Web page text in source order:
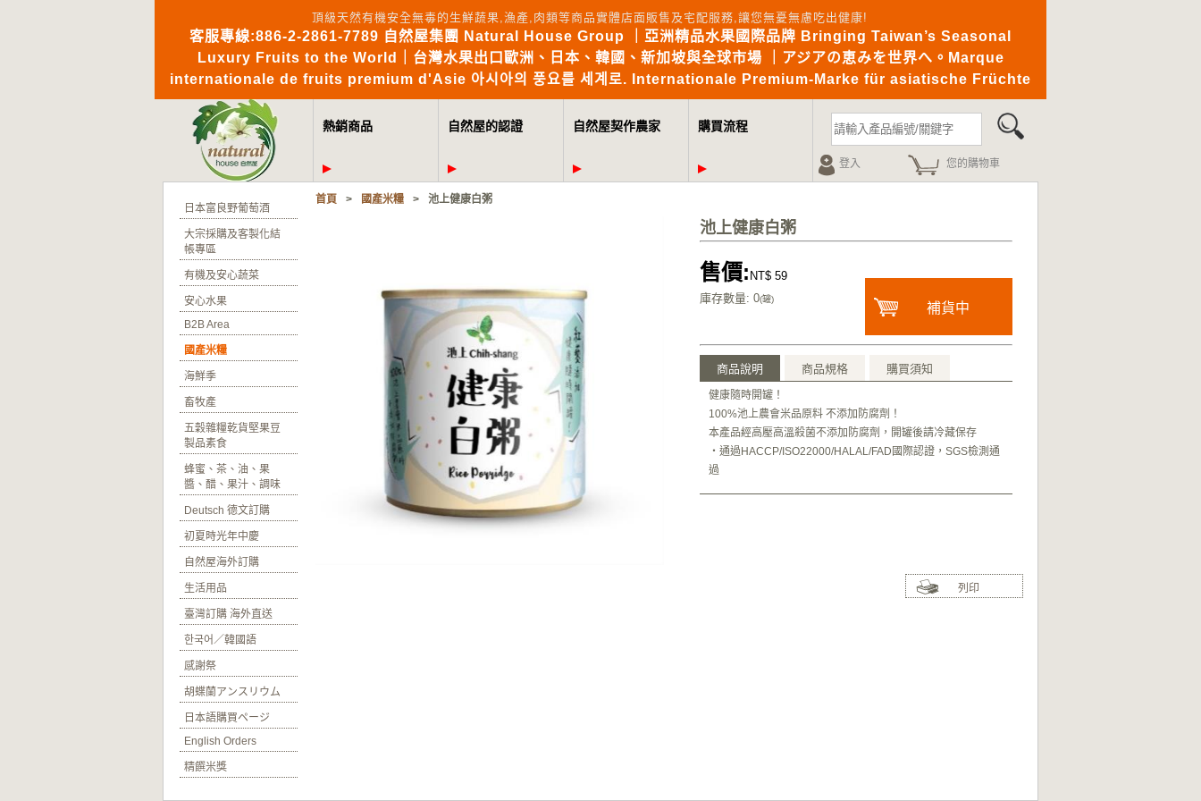
頂級天然有機安全無毒的生鮮蔬果,漁產,肉類等商品實體店面販售及宅配服務,讓您無憂無慮吃出健康!
客服專線:886-2-2861-7789 自然屋集團 Natural House Group ｜亞洲精品水果國際品牌 Bringing Taiwan’s Seasonal
Luxury Fruits to the World｜台灣水果出口歐洲、日本、韓國、新加坡與全球市場 ｜アジアの恵みを世界へ。Marque
internationale de fruits premium d'Asie 아시아의 풍요를 세계로. Internationale Premium-Marke für asiatische Früchte
熱銷商品 自然屋的認證 自然屋契作農家 購買流程
您的購物車
登入
日本富良野葡萄酒
大宗採購及客製化結
帳專區
有機及安心蔬菜
安心水果
B2B Area
國產米糧
海鮮季
畜牧產
五穀雜糧乾貨堅果豆
製品素食
蜂蜜、茶、油、果
醬、醋、果汁、調味
Deutsch 德文訂購
初夏時光年中慶
自然屋海外訂購
生活用品
臺灣訂購 海外直送
한국어／韓國語
感謝祭
胡蝶蘭アンスリウム
日本語購買ページ
English Orders
精饌米獎
首頁 > 國產米糧 > 池上健康白粥
池上健康白粥
售價: NT$ 59
庫存數量: 0(罐)
補貨中
商品說明 商品規格 購買須知
健康隨時開罐！
100%池上農會米品原料 不添加防腐劑！
本產品經高壓高溫殺菌不添加防腐劑，開罐後請冷藏保存
‧通過HACCP/ISO22000/HALAL/FAD國際認證，SGS檢測通
過
列印